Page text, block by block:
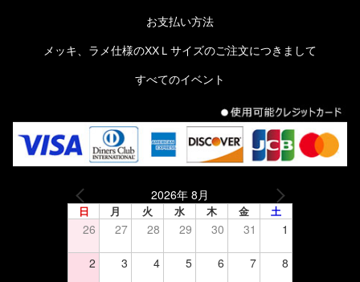
お支払い方法
メッキ、ラメ仕様のXXＬサイズのご注文につきまして
すべてのイベント
2026年 8月
日 月 火 水 木 金 土
26 27 28 29 30 31 1
2 3 4 5 6 7 8